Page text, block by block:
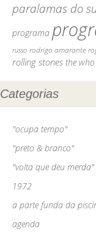
paralamas do
programa
russo rodrigo amarante
rolling stones the who
Categorias
"ocupa tempo"
"preto & branco"
"volta que deu merda"
1972
a parte funda da
agenda